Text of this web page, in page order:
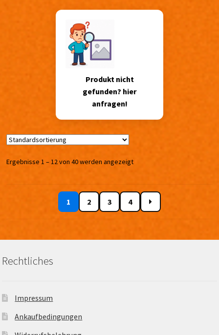
Produkt nicht
gefunden? hier
anfragen!
Ergebnisse 1 – 12 von 40 werden angezeigt
1 2 3 4
Rechtliches
Impressum
Ankaufbedingungen